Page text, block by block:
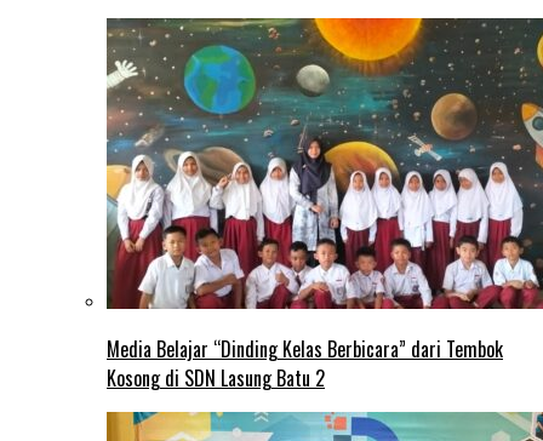
Media Belajar “Dinding Kelas Berbicara” dari Tembok
Kosong di SDN Lasung Batu 2